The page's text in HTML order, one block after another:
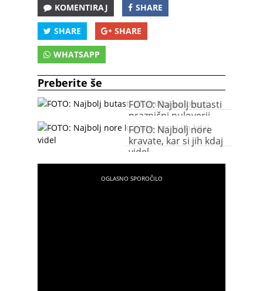
KOMENTIRAJ SHARE
SHARE SHARE
WHATSAPP
Preberite še
FOTO: Najbolj butasti
praznični puloverji
FOTO: Najbolj nore
kravate, kar si jih kdaj
videl